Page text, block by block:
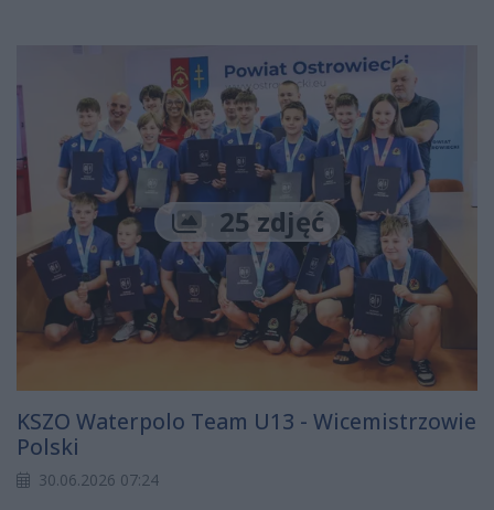
25 zdjęć
KSZO Waterpolo Team U13 - Wicemistrzowie
Polski
30.06.2026 07:24